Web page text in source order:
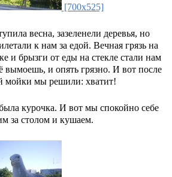
[700x525]
весна, зазеленели деревья, но
к нам за едой. Вечная грязь на
и брызги от еды на стекле стали нам
вымоешь, и опять грязно. И вот после
мойки мы решили: хватит!
курочка. И вот мы спокойно себе
за столом и кушаем.